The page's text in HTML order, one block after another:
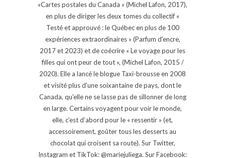
«Cartes postales du Canada » (Michel Lafon, 2017),
en plus de diriger les deux tomes du collectif «
Testé et approuvé : le Québec en plus de 100
expériences extraordinaires » (Parfum d'encre,
2017 et 2023) et de coécrire « Le voyage pour les
filles qui ont peur de tout », (Michel Lafon, 2015 /
2020). Elle a lancé le blogue Taxi-brousse en 2008
et visité plus d'une soixantaine de pays, dont le
Canada, qu'elle ne se lasse pas de sillonner de long
en large. Certains voyagent pour voir le monde,
elle, c’est d’abord pour le « ressentir » (et,
accessoirement, goûter tous les desserts au
chocolat qui croisent sa route). Sur Twitter,
Instagram et TikTok: @mariejuliega. Sur Facebook: